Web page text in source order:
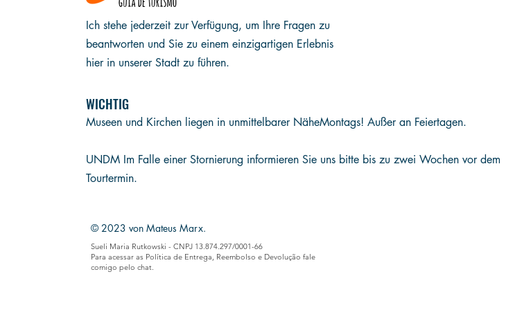
Ich stehe jederzeit zur Verfügung, um Ihre Fragen zu
beantworten und Sie zu einem einzigartigen Erlebnis
hier in unserer Stadt zu führen.
WICHTIG
Museen und Kirchen liegen in unmittelbarer NäheMontags! Außer an Feiertagen.
UNDM Im Falle einer Stornierung informieren Sie uns bitte bis zu zwei Wochen vor dem
Tourtermin.
© 2023 von Mateus Marx.
Sueli Maria Rutkowski - CNPJ 13.874.297/0001-66
Para acessar as Política de Entrega, Reembolso e Devolução fale
comigo pelo chat.